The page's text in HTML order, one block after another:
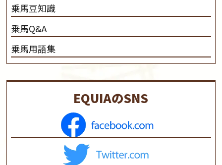
乗馬豆知識
乗馬Q&A
乗馬用語集
EQUIAのSNS